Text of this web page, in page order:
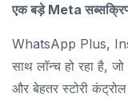
एक बड़े Meta
WhatsApp Plus,
साथ लॉन्च हो रहा है,
और बेहतर स्टोरी